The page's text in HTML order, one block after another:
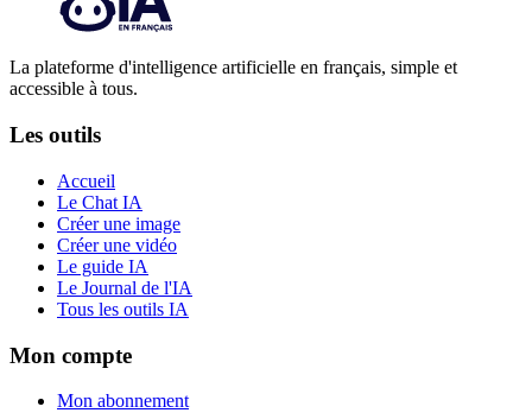
La plateforme d'intelligence artificielle en français, simple et
accessible à tous.
Les outils
Accueil
Le Chat IA
Créer une image
Créer une vidéo
Le guide IA
Le Journal de l'IA
Tous les outils IA
Mon compte
Mon abonnement